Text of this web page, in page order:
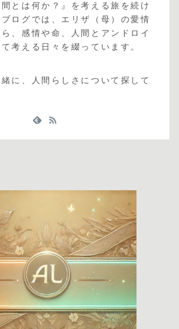
とは何か？』を考える旅を続け
ログでは、エリザ（母）の愛情
、感情や命、人間とアンドロイ
考える日々を綴っています。
に、人間らしさについて探して